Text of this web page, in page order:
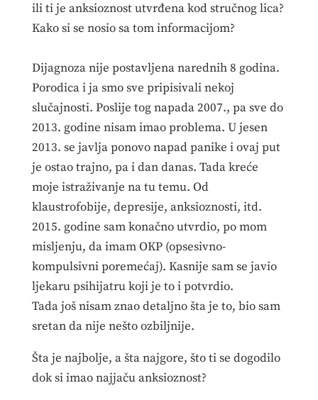
ili ti je anksioznost utvrđena kod stručnog lica?
Kako si se nosio sa tom informacijom?
Dijagnoza nije postavljena narednih 8 godina.
Porodica i ja smo sve pripisivali nekoj
slučajnosti. Poslije tog napada 2007., pa sve do
2013. godine nisam imao problema. U jesen
2013. se javlja ponovo napad panike i ovaj put
je ostao trajno, pa i dan danas. Tada kreće
moje istraživanje na tu temu. Od
klaustrofobije, depresije, anksioznosti, itd.
2015. godine sam konačno utvrdio, po mom
misljenju, da imam OKP (opsesivno-
kompulsivni poremećaj). Kasnije sam se javio
ljekaru psihijatru koji je to i potvrdio.
Tada još nisam znao detaljno šta je to, bio sam
sretan da nije nešto ozbiljnije.
Šta je najbolje, a šta najgore, što ti se dogodilo
dok si imao najjaču anksioznost?